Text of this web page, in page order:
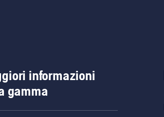
informazioni
gamma